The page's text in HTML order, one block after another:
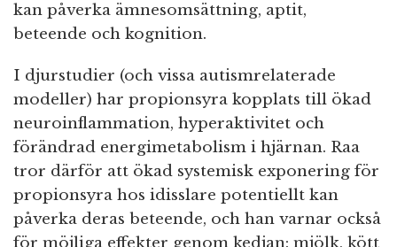
kan påverka ämnesomsättning, aptit,
beteende och kognition.
I djurstudier (och vissa autismrelaterade
modeller) har propionsyra kopplats till ökad
neuroinflammation, hyperaktivitet och
förändrad energimetabolism i hjärnan. Raa
tror därför att ökad systemisk exponering för
propionsyra hos idisslare potentiellt kan
påverka deras beteende, och han varnar också
för möjliga effekter genom kedjan: mjölk, kött